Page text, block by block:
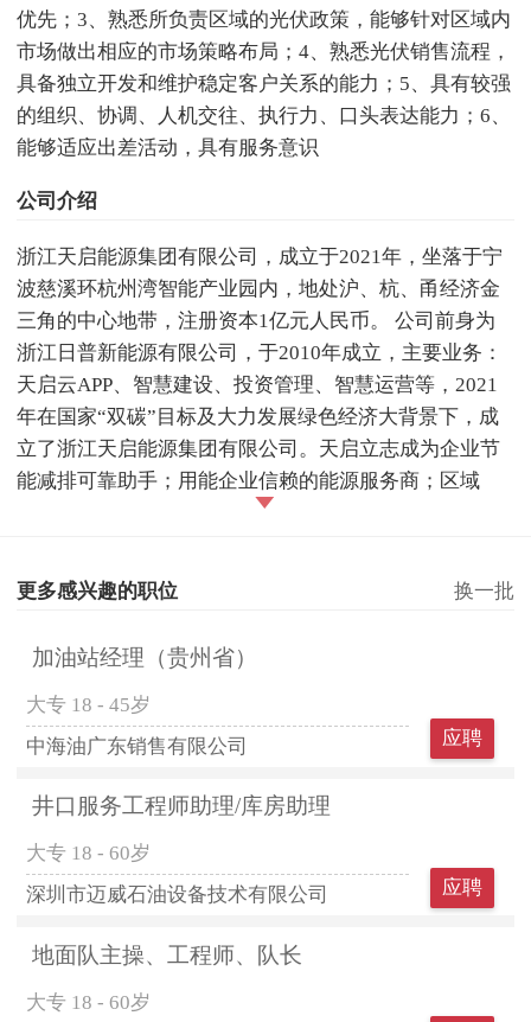
优先；3、熟悉所负责区域的光伏政策，能够针对区域内
市场做出相应的市场策略布局；4、熟悉光伏销售流程，
具备独立开发和维护稳定客户关系的能力；5、具有较强
的组织、协调、人机交往、执行力、口头表达能力；6、
能够适应出差活动，具有服务意识
公司介绍
浙江天启能源集团有限公司，成立于2021年，坐落于宁
波慈溪环杭州湾智能产业园内，地处沪、杭、甬经济金
三角的中心地带，注册资本1亿元人民币。 公司前身为
浙江日普新能源有限公司，于2010年成立，主要业务：
天启云APP、智慧建设、投资管理、智慧运营等，2021
年在国家“双碳”目标及大力发展绿色经济大背景下，成
立了浙江天启能源集团有限公司。天启立志成为企业节
能减排可靠助手；用能企业信赖的能源服务商；区域
更多感兴趣的职位 换一批
加油站经理（贵州省）
大专 18 - 45岁
中海油广东销售有限公司
应聘
井口服务工程师助理/库房助理
大专 18 - 60岁
深圳市迈威石油设备技术有限公司
应聘
地面队主操、工程师、队长
大专 18 - 60岁